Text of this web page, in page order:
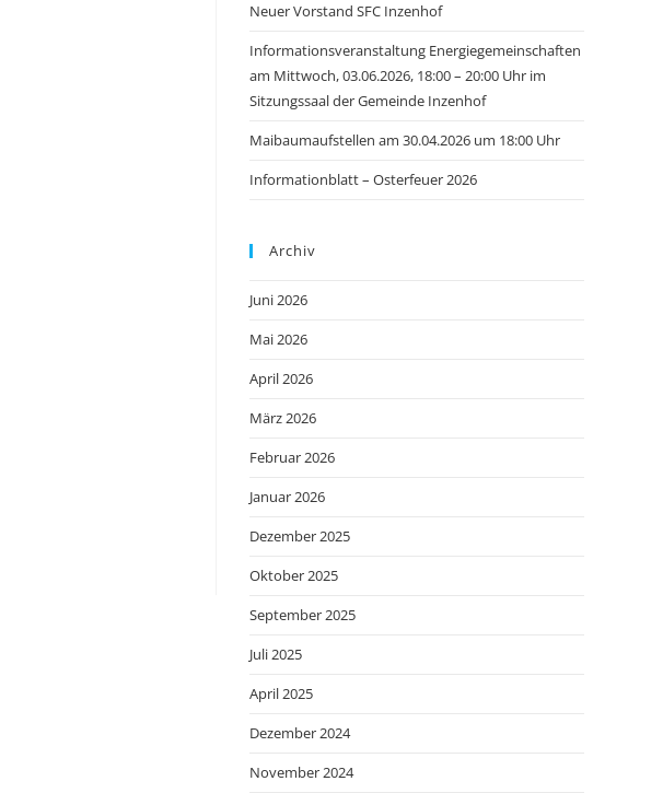
Neuer Vorstand SFC Inzenhof
Informationsveranstaltung Energiegemeinschaften
am Mittwoch, 03.06.2026, 18:00 – 20:00 Uhr im
Sitzungssaal der Gemeinde Inzenhof
Maibaumaufstellen am 30.04.2026 um 18:00 Uhr
Informationblatt – Osterfeuer 2026
Archiv
Juni 2026
Mai 2026
April 2026
März 2026
Februar 2026
Januar 2026
Dezember 2025
Oktober 2025
September 2025
Juli 2025
April 2025
Dezember 2024
November 2024